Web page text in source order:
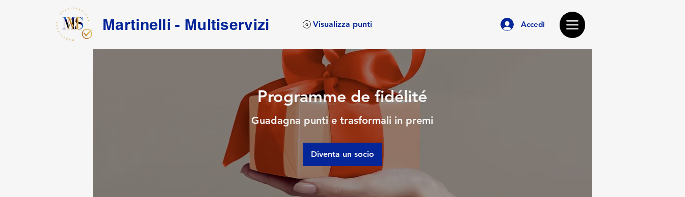
Martinelli - Multiservizi Visualizza punti Accedi
Programme de fidélité
Guadagna punti e trasformali in premi
Diventa un socio